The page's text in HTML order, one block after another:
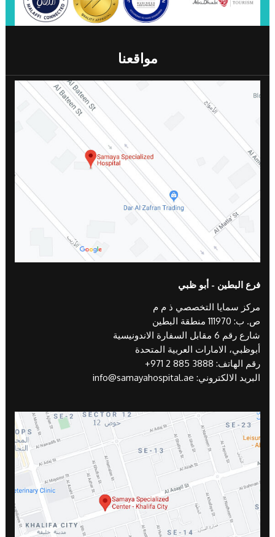
مواقعنا
فرع البطين - أبو ظبي
مركز سمايا التخصصي ذ م م
ص. ب: 111970 منطقة البطين
شارع رقم 6 مقابل السفارة الاندونيسية
أبوظبي، الامارات العربية المتحدة
رقم الهاتف:+971 2 885 3888
البريد الالكتروني:info@samayahospital.ae